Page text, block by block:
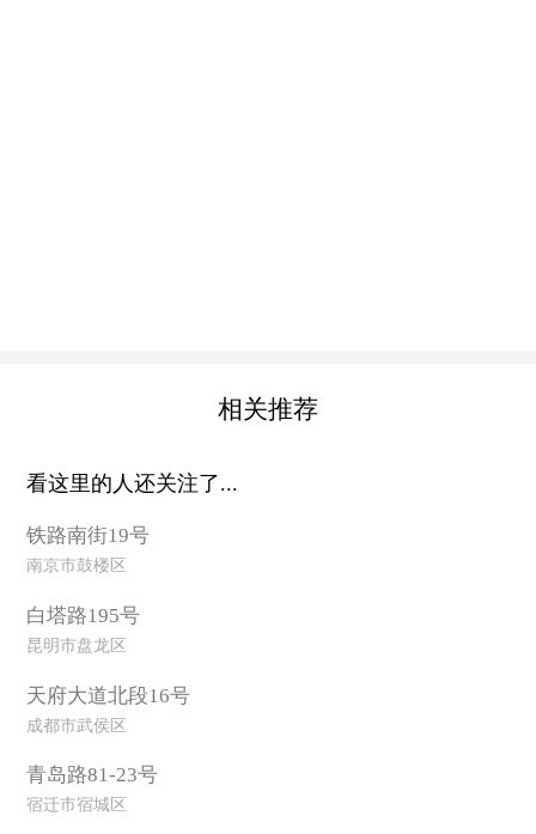
相关推荐
看这里的人还关注了...
铁路南街19号
南京市鼓楼区
白塔路195号
昆明市盘龙区
天府大道北段16号
成都市武侯区
青岛路81-23号
宿迁市宿城区